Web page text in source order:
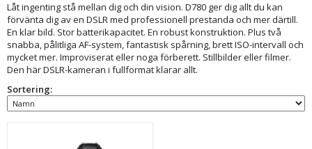
Låt ingenting stå mellan dig och din vision. D780 ger dig allt du kan
förvänta dig av en DSLR med professionell prestanda och mer därtill.
En klar bild. Stor batterikapacitet. En robust konstruktion. Plus två
snabba, pålitliga AF-system, fantastisk spårning, brett ISO-intervall och
mycket mer. Improviserat eller noga förberett. Stillbilder eller filmer.
Den här DSLR-kameran i fullformat klarar allt.
Sortering: